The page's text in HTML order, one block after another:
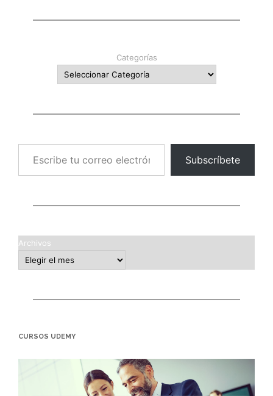
Categorías
Escribe tu correo electrónico…
Subscríbete
Archivos
CURSOS UDEMY